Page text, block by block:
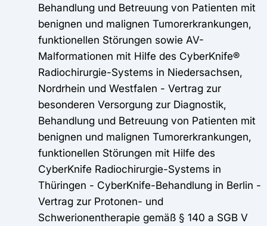
Behandlung und Betreuung von Patienten mit
benignen und malignen Tumorerkrankungen,
funktionellen Störungen sowie AV-
Malformationen mit Hilfe des CyberKnife®
Radiochirurgie-Systems in Niedersachsen,
Nordrhein und Westfalen - Vertrag zur
besonderen Versorgung zur Diagnostik,
Behandlung und Betreuung von Patienten mit
benignen und malignen Tumorerkrankungen,
funktionellen Störungen mit Hilfe des
CyberKnife Radiochirurgie-Systems in
Thüringen - CyberKnife-Behandlung in Berlin -
Vertrag zur Protonen- und
Schwerionentherapie gemäß § 140 a SGB V